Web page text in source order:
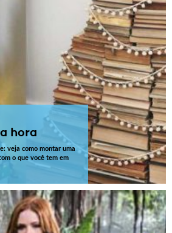
hora
veja como montar uma
o que você tem em